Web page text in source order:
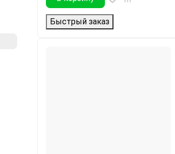
Быстрый заказ